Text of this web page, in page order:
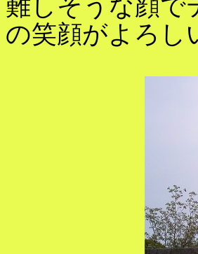
難しそうな顔で
の笑顔がよろし